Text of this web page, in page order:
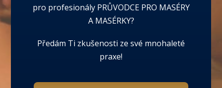
pro profesionály PRŮVODCE PRO MASÉRY
A MASÉRKY?
Předám Ti zkušenosti ze své mnohaleté
praxe!